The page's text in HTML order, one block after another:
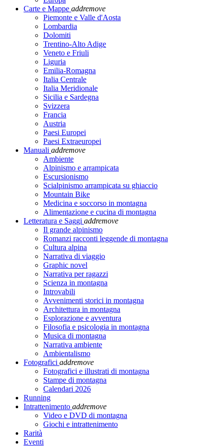
Carte e Mappe addremove
Piemonte e Valle d'Aosta
Lombardia
Dolomiti
Trentino-Alto Adige
Veneto e Friuli
Liguria
Emilia-Romagna
Italia Centrale
Italia Meridionale
Sicilia e Sardegna
Svizzera
Francia
Austria
Paesi Europei
Paesi Extraeuropei
Manuali addremove
Ambiente
Alpinismo e arrampicata
Escursionismo
Scialpinismo arrampicata su ghiaccio
Mountain Bike
Medicina e soccorso in montagna
Alimentazione e cucina di montagna
Letteratura e Saggi addremove
Il grande alpinismo
Romanzi racconti leggende di montagna
Cultura alpina
Narrativa di viaggio
Graphic novel
Narrativa per ragazzi
Scienza in montagna
Introvabili
Avvenimenti storici in montagna
Architettura in montagna
Esplorazione e avventura
Filosofia e psicologia in montagna
Musica di montagna
Narrativa ambiente
Ambientalismo
Fotografici addremove
Fotografici e illustrati di montagna
Stampe di montagna
Calendari 2026
Running
Intrattenimento addremove
Video e DVD di montagna
Giochi e intrattenimento
Rarità
Eventi